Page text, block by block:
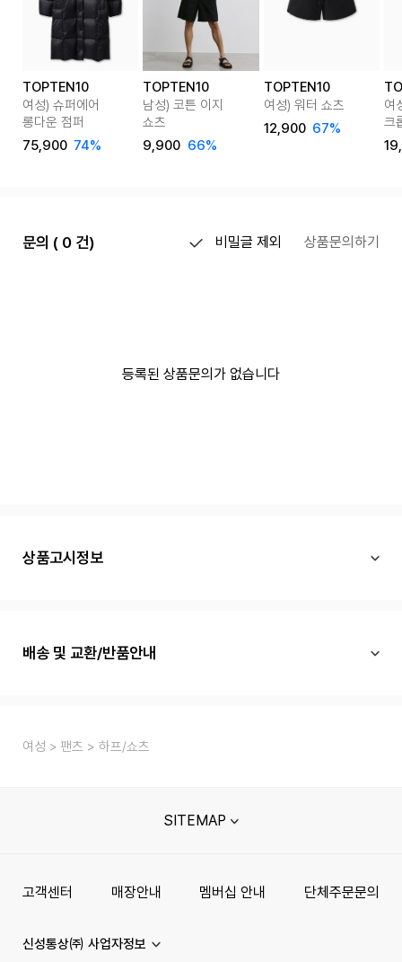
TOPTEN10
여성) 슈퍼에어
롱다운 점퍼
75,900 74%
TOPTEN10
남성) 코튼 이지
쇼츠
9,900 66%
TOPTEN10
여성) 워터 쇼츠
12,900 67%
여
크
문의 ( 0 건) 비밀글 제외 상품문의하기
등록된 상품문의가 없습니다
상품고시정보
배송 및 교환/반품안내
여성 팬츠 하프/쇼츠
SITEMAP
고객센터 매장안내 멤버십 안내 단체주문문의
신성통상㈜ 사업자정보